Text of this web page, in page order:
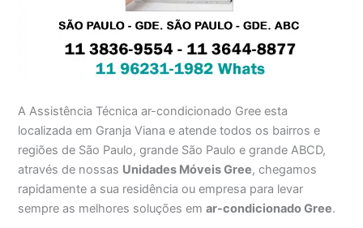
A Assistência Técnica ar-condicionado Gree esta
localizada em Granja Viana e atende todos os bairros e
regiões de São Paulo, grande São Paulo e grande ABCD,
através de nossas Unidades Móveis Gree, chegamos
rapidamente a sua residência ou empresa para levar
sempre as melhores soluções emar-condicionado Gree.